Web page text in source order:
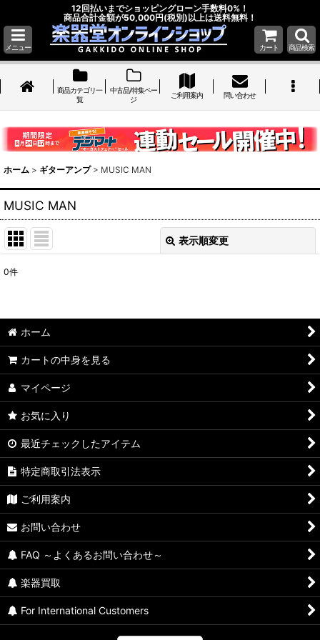
12回払いまでショッピングローン手数料0%！
商品合計金額が50,000円(税別)以上は送料無料！
メニュー カート 商品検索
商品カテゴリ一
覧
中古品/特集ペー
ジ
ご利用案内 問い合わせ
ホーム > ギターアンプ > MUSIC MAN
MUSIC MAN
表示順変更
並び順:
0件
ホーム
カートの中身を見る
マイページ
お気に入り
最近チェックしたアイテム
特定商取引法表示
ご利用案内
お問い合わせ
FAQ ～よくあるお問い合わせ～
楽器買取
For International Customers